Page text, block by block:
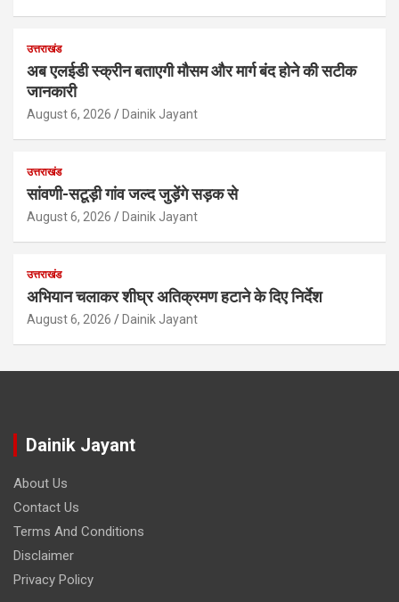
उत्तराखंड
अब एलईडी स्क्रीन बताएगी मौसम और मार्ग बंद होने की सटीक
जानकारी
August 6, 2026 Dainik Jayant
उत्तराखंड
सांवणी-सटूड़ी गांव जल्द जुड़ेंगे सड़क से
August 6, 2026 Dainik Jayant
उत्तराखंड
अभियान चलाकर शीघ्र अतिक्रमण हटाने के दिए निर्देश
August 6, 2026 Dainik Jayant
Dainik Jayant
About Us
Contact Us
Terms And Conditions
Disclaimer
Privacy Policy